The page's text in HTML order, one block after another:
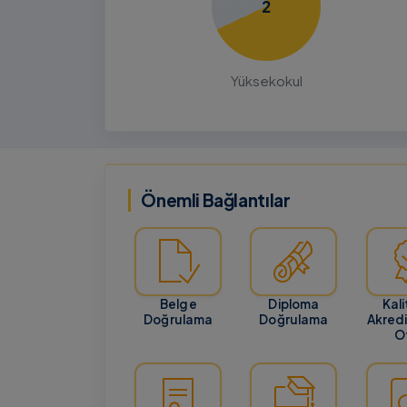
BILGILENDIRME GENEL
Tarihlerinin Güncellenmesi
nedeniyle Enstitümüzün Yüksek
2
Yüksekokul
Önemli Bağlantılar
Belge
Doğrulama
Diploma
Doğrulama